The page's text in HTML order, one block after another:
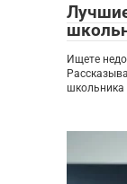
Ищете
школьника